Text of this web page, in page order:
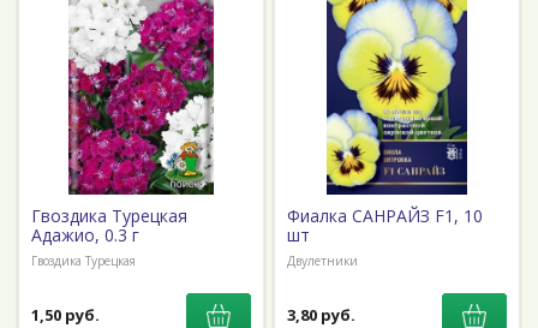
Гвоздика Турецкая
Адажио, 0.3 г
Гвоздика Турецкая
1,50 руб.
Фиалка САНРАЙЗ F1, 10
шт
Двулетники
3,80 руб.